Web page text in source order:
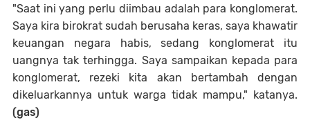
"Saat ini yang perlu diimbau adalah para konglomerat.
Saya kira birokrat sudah berusaha keras, saya khawatir
keuangan negara habis, sedang konglomerat itu
uangnya tak terhingga. Saya sampaikan kepada para
konglomerat, rezeki kita akan bertambah dengan
dikeluarkannya untuk warga tidak mampu," katanya.
(gas)